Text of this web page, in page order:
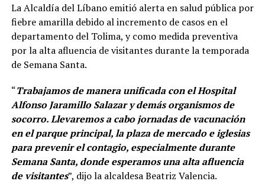
La Alcaldía del Líbano emitió alerta en salud pública por
fiebre amarilla debido al incremento de casos en el
departamento del Tolima, y como medida preventiva
por la alta afluencia de visitantes durante la temporada
de Semana Santa.
“Trabajamos de manera unificada con el Hospital
Alfonso Jaramillo Salazar y demás organismos de
socorro. Llevaremos a cabo jornadas de vacunación
en el parque principal, la plaza de mercado e iglesias
para prevenir el contagio, especialmente durante
Semana Santa, donde esperamos una alta afluencia
de visitantes”, dijo la alcaldesa Beatriz Valencia.